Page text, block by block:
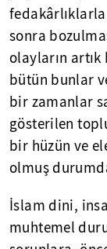
sonra
olayların
bütün bunlar
bir zamanlar
gösterilen
bir hüzün ve
olmuş
İslam dini,
muhtemel